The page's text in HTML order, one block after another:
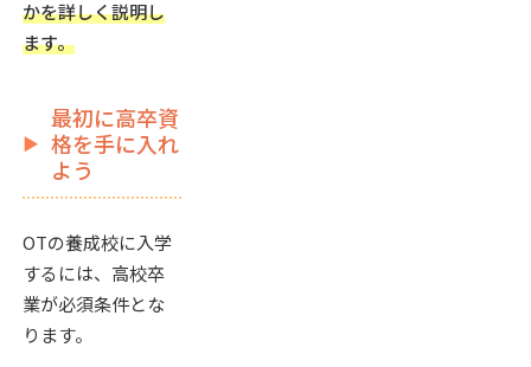
かを詳しく説明し
ます。
最初に高卒資
格を手に入れ
よう
OTの養成校に入学
するには、高校卒
業が必須条件とな
ります。